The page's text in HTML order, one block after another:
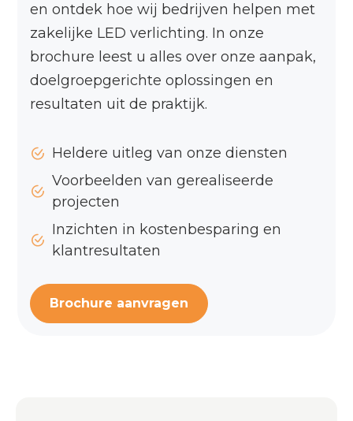
en ontdek hoe wij bedrijven helpen met
zakelijke LED verlichting. In onze
brochure leest u alles over onze aanpak,
doelgroepgerichte oplossingen en
resultaten uit de praktijk.
Heldere uitleg van onze diensten
Voorbeelden van gerealiseerde
projecten
Inzichten in kostenbesparing en
klantresultaten
Brochure aanvragen